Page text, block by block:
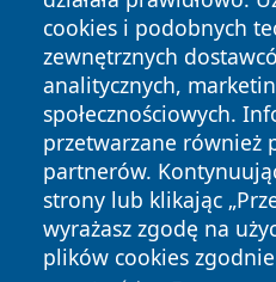
cookies i podobnych
zewnętrznych
analitycznych,
społecznościowych.
przetwarzane również
partnerów.
strony lub klikając
wyrażasz zgodę na
plików cookies zgodnie
Copyright © 2026
zastrzeżone.
News Autorzy
Polityka